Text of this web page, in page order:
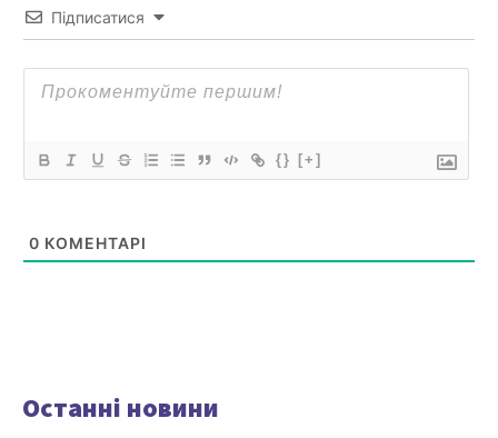
Підписатися
{} [+]
0 КОМЕНТАРІ
Останні новини